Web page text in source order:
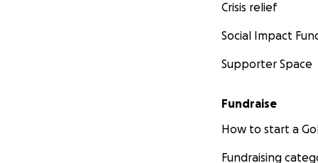
Crisis relief
Social Impact
Supporter Space
Fundraise
How to start a
Fundraising